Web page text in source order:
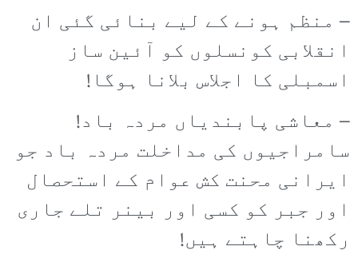
– منظم ہونے کے لیے بنائی گئی ان
انقلابی کونسلوں کو آئین ساز
اسمبلی کا اجلاس بلانا ہوگا!
– معاشی پابندیاں مردہ باد!
سامراجیوں کی مداخلت مردہ باد جو
ایرانی محنت کش عوام کے استحصال
اور جبر کو کسی اور بینر تلے جاری
رکھنا چاہتے ہیں!